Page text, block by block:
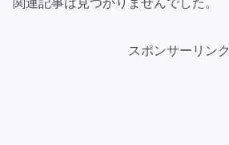
関連記事は見つかりませんでした。
スポンサーリンク